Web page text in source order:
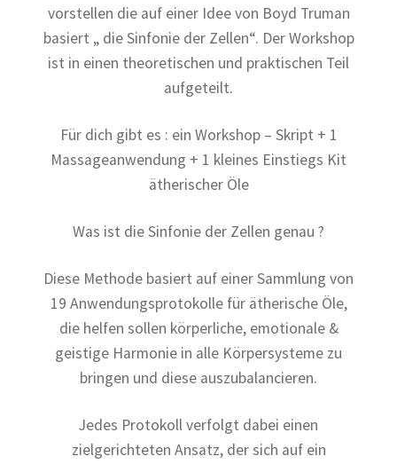
vorstellen die auf einer Idee von Boyd Truman
basiert „ die Sinfonie der Zellen“. Der Workshop
ist in einen theoretischen und praktischen Teil
aufgeteilt.
Für dich gibt es : ein Workshop – Skript + 1
Massageanwendung + 1 kleines Einstiegs Kit
ätherischer Öle
Was ist die Sinfonie der Zellen genau ?
Diese Methode basiert auf einer Sammlung von
19 Anwendungsprotokolle für ätherische Öle,
die helfen sollen körperliche, emotionale &
geistige Harmonie in alle Körpersysteme zu
bringen und diese auszubalancieren.
Jedes Protokoll verfolgt dabei einen
zielgerichteten Ansatz, der sich auf ein